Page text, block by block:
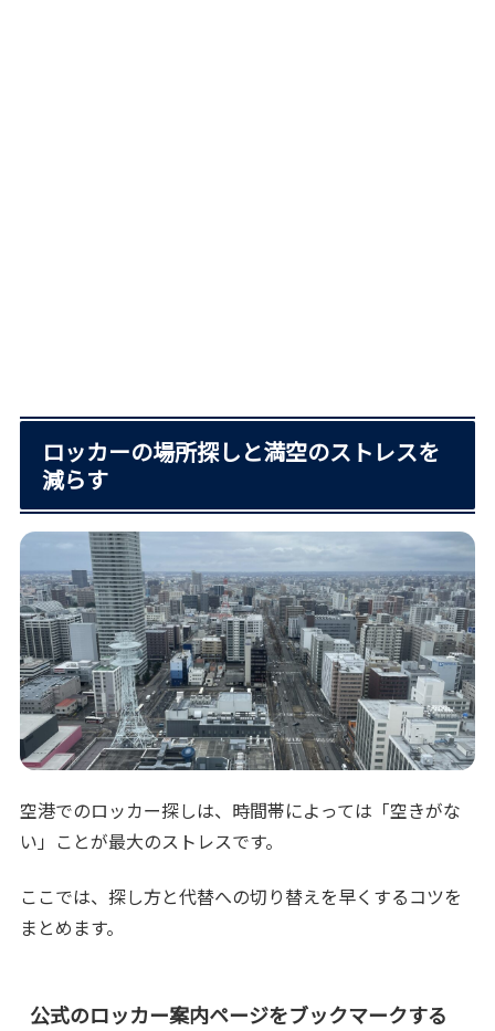
ロッカーの場所探しと満空のストレスを
減らす
空港でのロッカー探しは、時間帯によっては「空きがな
い」ことが最大のストレスです。
ここでは、探し方と代替への切り替えを早くするコツを
まとめます。
公式のロッカー案内ページをブックマークする